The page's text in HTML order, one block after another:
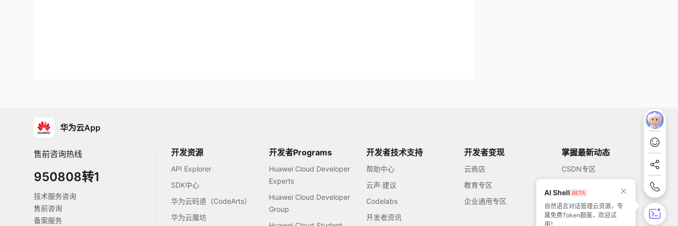
AI Shell
自然语言对话管理云资源，专
属免费Token额度，欢迎试
用！
华为云App
售前咨询热线
950808转1
技术服务咨询
售前咨询
备案服务
开发资源
API Explorer
SDK中心
华为云码道（CodeArts）
华为云魔坊
开发者Programs
Huawei Cloud Developer
Experts
Huawei Cloud Developer
Group
开发者技术支持
帮助中心
云声·建议
Codelabs
开发者资讯
开发者变现
云商店
教育专区
企业通用专区
掌握最新动态
CSDN专区
开源中国
51CTO